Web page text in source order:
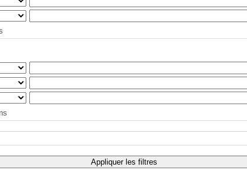
Appliquer les filtres